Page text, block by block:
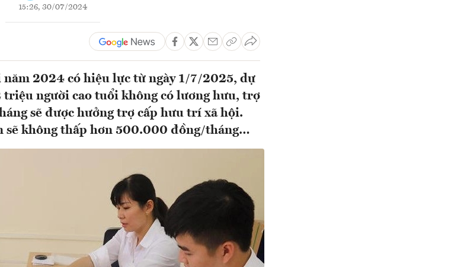
15:26, 30/07/2024
năm 2024 có hiệu lực từ ngày 1/7/2025, dự
triệu người cao tuổi không có lương hưu, trợ
sẽ được hưởng trợ cấp hưu trí xã hội.
sẽ không thấp hơn 500.000 đồng/tháng…